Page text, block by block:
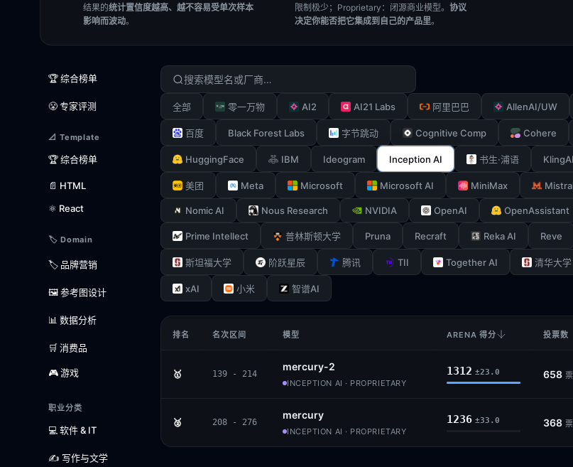
结果的统计置信度越高、越不容易受单次样本
影响而波动。
限制极少； Proprietary ：闭源商业模型。 协议
决定你能否把它集成到自己的产品里。
🏆 综合榜单
😤 专家评测
📐 Template
🏆 综合榜单
📄 HTML
⚛️ React
🏷️ Domain
🏷️ 品牌营销
🖼️ 参考图设计
📊 数据分析
🛒 消费品
🎮 游戏
职业分类
💻 软件 & IT
✍️ 写作与文学
全部 零一万物 AI2 AI21 Labs 阿里巴巴 AllenAI/UW
百度 Black Forest Labs 字节跳动 Cognitive Comp Cohere
HuggingFace IBM Ideogram Inception AI 书生·浦语 KlingAI
美团 Meta Microsoft Microsoft AI MiniMax
Nomic AI Nous Research NVIDIA OpenAI OpenAssistant
Prime Intellect 普林斯顿大学 Pruna Recraft Reka AI Reve
斯坦福大学 阶跃星辰 腾讯 TII Together AI 清华大学
xAI 小米 智谱AI
排名 名次区间 模型 ARENA 得分 投票数
🥇 139 - 214
mercury-2
INCEPTION AI · PROPRIETARY
1312 ±23.0 658 票
🥈 208 - 276
mercury
INCEPTION AI · PROPRIETARY
1236 ±33.0 368 票